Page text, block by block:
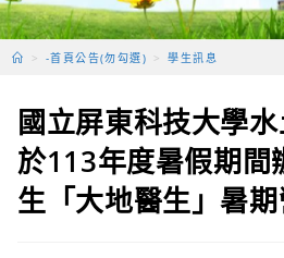
> -首頁公告(勿勾選) > 學生訊息
國立屏東科技大學
於113年度暑假期間
生「大地醫生」暑